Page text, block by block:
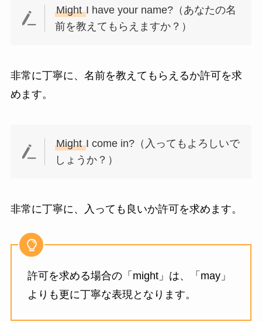
MightI have your name?（あなたの名
前を教えてもらえますか？）
非常に丁寧に、名前を教えてもらえるか許可を求
めます。
MightI come in?（入ってもよろしいで
しょうか？）
非常に丁寧に、入っても良いか許可を求めます。
許可を求める場合の「might」は、「may」
よりも更に丁寧な表現となります。